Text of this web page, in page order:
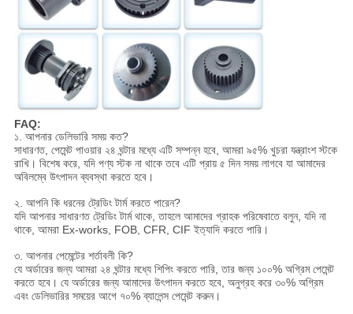
FAQ:
১. আপনার ডেলিভারি সময় কত?
সাধারণত, পেমেন্ট পাওয়ার ২৪ ঘন্টার মধ্যে এটি সম্পন্ন হবে, আমরা ৯৫% খুচরা যন্ত্রাংশ স্টকে
রাখি। বিশেষ করে, যদি পণ্য স্টক না থাকে তবে এটি প্রায় ৫ দিন সময় লাগবে যা আমাদের
অবিলম্বে উৎপাদন ব্যবস্থা করতে হবে।
২. আপনি কি ধরনের ট্রেডিং টার্ম করতে পারেন?
যদি আপনার সাধারণত ট্রেডিং টার্ম থাকে, তাহলে আমাদের গ্রাহক পরিষেবাতে বলুন, যদি না
থাকে, আমরা Ex-works, FOB, CFR, CIF ইত্যাদি করতে পারি।
৩. আপনার পেমেন্টের শর্তাবলী কি?
যে অর্ডারের জন্য আমরা ২৪ ঘন্টার মধ্যে শিপিং করতে পারি, তার জন্য ১০০% অগ্রিম পেমেন্ট
করতে হবে। যে অর্ডারের জন্য আমাদের উৎপাদন করতে হবে, অনুগ্রহ করে ৩০% অগ্রিম
এবং ডেলিভারির সময়ের আগে ৭০% ব্যালেন্স পেমেন্ট করুন।